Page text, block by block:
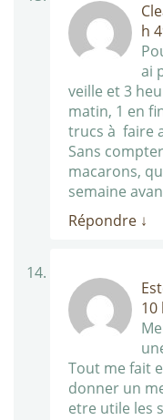
h
ai
veille et 3
matin, 1 en
trucs à faire
Sans
macarons,
semaine
Répondre ↓
10
Tout me fait
donner un
etre utile les